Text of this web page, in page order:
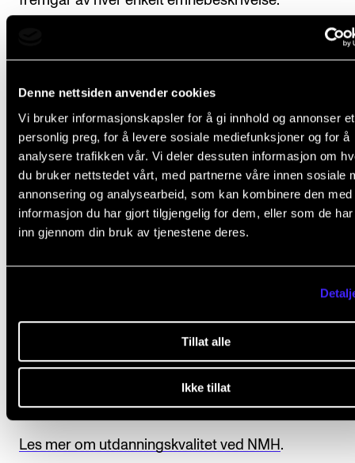
Denne nettsiden anvender cookies
Vi bruker informasjonskapsler for å gi innhold og annonser et
personlig preg, for å levere sosiale mediefunksjoner og for å
analysere trafikken vår. Vi deler dessuten informasjon om
du bruker nettstedet vårt, med partnerne våre innen sosiale
annonsering og analysearbeid, som kan kombinere den med
informasjon du har gjort tilgjengelig for dem, eller som de
inn gjennom din bruk av tjenestene deres.
Tillat alle
Ikke tillat
Ytterligere bestemmelser om vurdering og
fastsatt i kapittel VI iForskrift om studiene ved
musikkhøgskole(lovdata.no).
Karakterutskrift blir utstedt når studenten har
studieprogrammet. Emner som inngår i
studieprogrammet vises på karakterutskriften med
vurderingsuttrykk.
på alle deler av utdanningen. Studentene er viktige
bidragsytere i dette arbeidet gjennom blant annet å
studentevalueringer.
Les mer om utdanningskvalitet ved NMH .